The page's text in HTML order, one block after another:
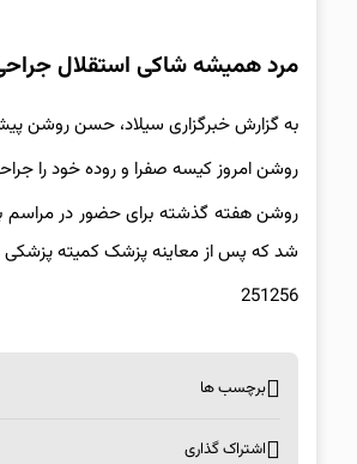
مرد همیشه شاکی استقلال
به گزارش خبرگزاری سیلاد، حسن روشن
روشن امروز کیسه صفرا و روده خود را
روشن هفته گذشته برای حضور در مراسم
شد که پس از معاینه پزشک کمیته پزشکی
251256
برچسب ها
اشتراک گذاری